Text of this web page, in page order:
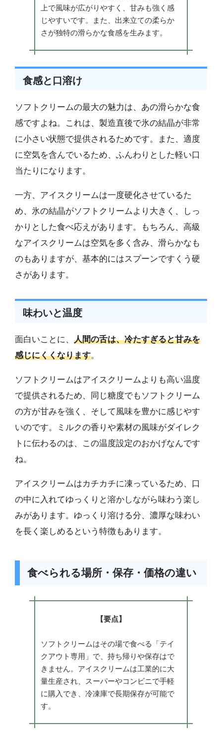
上で風味が広がりやすく、甘みも強く感
じやすいです。また、出来立ての柔らか
さが独特の滑らかな食感を生みます。
食感と口溶け
ソフトクリームの最大の魅力は、あの滑らかな食
感ですよね。これは、製造直後で氷の結晶が非常
に小さい状態で提供されるためです。また、適度
に空気を含んでいるため、ふんわりとした軽い口
当たりになります。
一方、アイスクリームは一度硬化させているた
め、氷の結晶がソフトクリームより大きく、しっ
かりとした食べ応えがあります。もちろん、高級
なアイスクリームは空気を多く含み、滑らかなも
のもありますが、基本的にはスプーンですくう硬
さがあります。
味わいと温度
面白いことに、 人間の舌は、冷たすぎると甘みを
感じにくくなります。
ソフトクリームはアイスクリームよりも高い温度
で提供されるため、同じ糖度でもソフトクリーム
の方が甘みを強く、そして風味を豊かに感じやす
いのです。ミルクの香りや素材の風味がダイレク
トに伝わるのは、この温度設定のおかげなんです
ね。
アイスクリームはカチカチに凍っているため、口
の中に入れてゆっくりと溶かしながら味わう楽し
みがあります。ゆっくり溶ける分、濃厚な味わい
を長く楽しめるという特徴もあります。
食べられる場所・保存・価格の違い
【要点】
ソフトクリームはその場で食べる「テイ
クアウト専用」で、持ち帰りや保存はで
きません。アイスクリームは工業的に大
量生産され、スーパーやコンビニで手軽
に購入でき、冷凍庫で長期保存が可能で
す。